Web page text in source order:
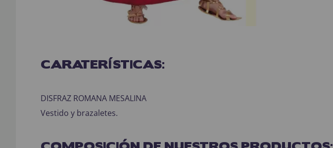
CARATERÍSTICAS:
DISFRAZ ROMANA MESALINA
Vestido y brazaletes.